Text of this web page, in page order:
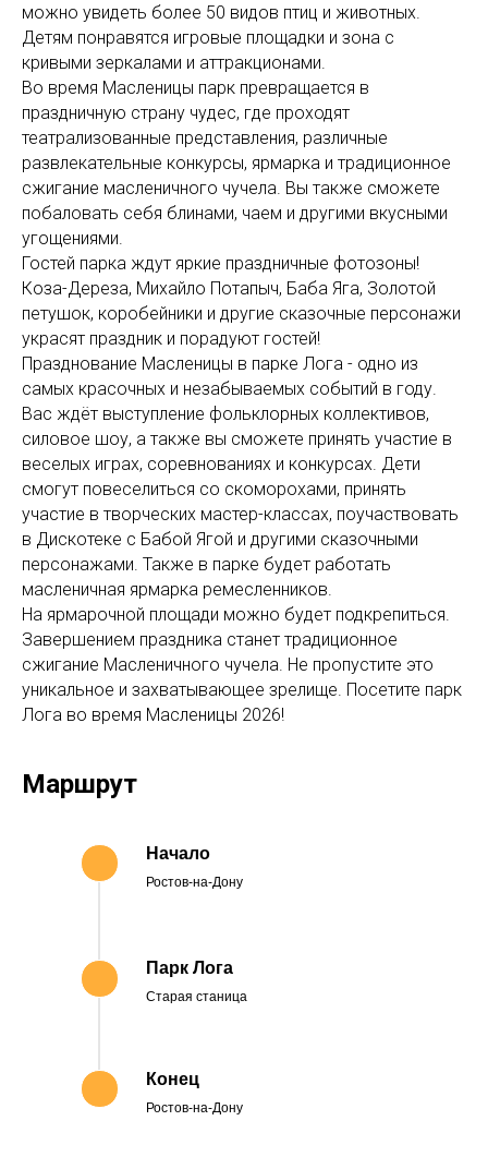
можно увидеть более 50 видов птиц и животных.
Детям понравятся игровые площадки и зона с
кривыми зеркалами и аттракционами.
Во время Масленицы парк превращается в
праздничную страну чудес, где проходят
театрализованные представления, различные
развлекательные конкурсы, ярмарка и традиционное
сжигание масленичного чучела. Вы также сможете
побаловать себя блинами, чаем и другими вкусными
угощениями.
Гостей парка ждут яркие праздничные фотозоны!
Коза-Дереза, Михайло Потапыч, Баба Яга, Золотой
петушок, коробейники и другие сказочные персонажи
украсят праздник и порадуют гостей!
Празднование Масленицы в парке Лога - одно из
самых красочных и незабываемых событий в году.
Вас ждёт выступление фольклорных коллективов,
силовое шоу, а также вы сможете принять участие в
веселых играх, соревнованиях и конкурсах. Дети
смогут повеселиться со скоморохами, принять
участие в творческих мастер-классах, поучаствовать
в Дискотеке с Бабой Ягой и другими сказочными
персонажами. Также в парке будет работать
масленичная ярмарка ремесленников.
На ярмарочной площади можно будет подкрепиться.
Завершением праздника станет традиционное
сжигание Масленичного чучела. Не пропустите это
уникальное и захватывающее зрелище. Посетите парк
Лога во время Масленицы 2026!
Маршрут
Ростов-на-Дону
Начало
Парк Лога
Старая станица
Конец
Ростов-на-Дону